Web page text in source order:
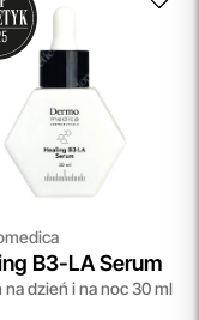
są zazwyczaj
24 godzin
dobrane próbki
potrzeb
Ci
z troską o
B3-LA Serum
na dzień i na noc 30 ml